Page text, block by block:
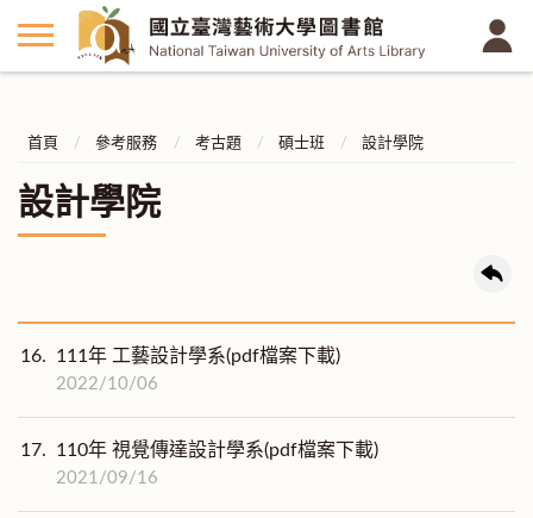
首頁 參考服務 考古題 碩士班 設計學院
設計學院
16. 111年 工藝設計學系(pdf檔案下載)
2022/10/06
17. 110年 視覺傳達設計學系(pdf檔案下載)
2021/09/16